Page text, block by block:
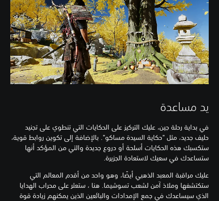
يد مساعدة
في بداية رحلة جين، عليك التركيز على الحكايات التي تنطوي على تجنيد
حليف جديد، مثل "حكاية السيدة مساكو". بالإضافة إلى تكوين روابط قوية،
ستكسبك هذه الحكايات أسلحة أو دروع جديدة والتي من المؤكد أنها
ستساعدك في سعيك لاستعادة الجزيرة.
عليك مراقبة المعبد الذهبي أيضًا، وهو واحد من أقدم المعالم التي
ستكتشفها وملاذ آمن لشعب تسوشيما. هنا ، ستعثر على محراب الهدايا
الذي سيساعدك في جمع الإمدادات والبائعين الذين يمكنهم زيادة قوة